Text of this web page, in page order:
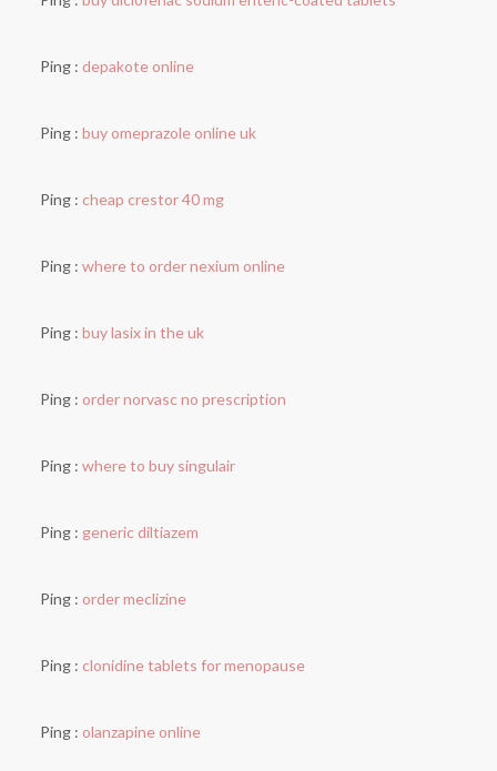
Ping : depakote online
Ping : buy omeprazole online uk
Ping : cheap crestor 40 mg
Ping : where to order nexium online
Ping : buy lasix in the uk
Ping : order norvasc no prescription
Ping : where to buy singulair
Ping : generic diltiazem
Ping : order meclizine
Ping : clonidine tablets for menopause
Ping : olanzapine online